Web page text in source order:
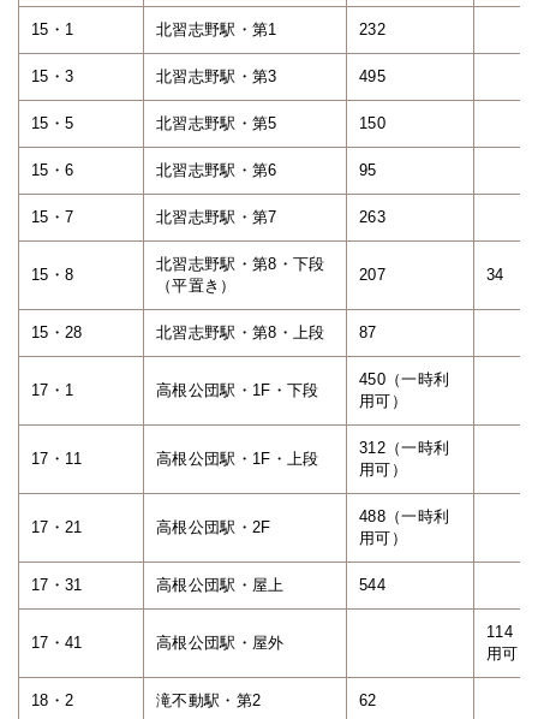
15・1 北習志野駅・第1 232
15・3 北習志野駅・第3 495
15・5 北習志野駅・第5 150
15・6 北習志野駅・第6 95
15・7 北習志野駅・第7 263
15・8
北習志野駅・第8・下段
（平置き）
207 34
15・28 北習志野駅・第8・上段 87
17・1 高根公団駅・1F・下段
450（一時利
用可）
17・11 高根公団駅・1F・上段
312（一時利
用可）
17・21 高根公団駅・2F
488（一時利
用可）
17・31 高根公団駅・屋上 544
17・41 高根公団駅・屋外
114（
用可）
18・2 滝不動駅・第2 62